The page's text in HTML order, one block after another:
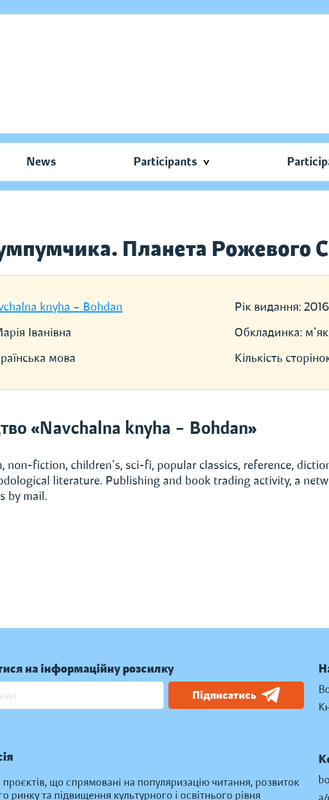
News Participants
Планета Рожевого
knyha – Bohdan
Іванівна
мова
Рік видання: 2016
Обкладинка:
Кількість
«Navchalna knyha – Bohdan»
non-fiction, children's, sci-fi, popular classics, reference,
literature. Publishing and book trading activity, a
by mail.
на інформаційну розсилку
Підписатись
проєктів, що спрямовані на популяризацію читання, розвиток
ринку та підвищення культурного і освітнього рівня